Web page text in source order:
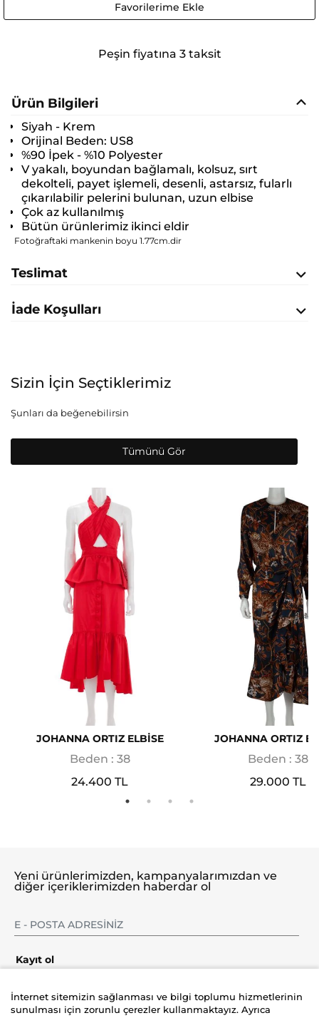
Favorilerime Ekle
Peşin fiyatına 3 taksit
Ürün Bilgileri
Siyah - Krem
Orijinal Beden: US8
%90 İpek - %10 Polyester
V yakalı, boyundan bağlamalı, kolsuz, sırt
dekolteli, payet işlemeli, desenli, astarsız, fularlı
çıkarılabilir pelerini bulunan, uzun elbise
Çok az kullanılmış
Bütün ürünlerimiz ikinci eldir
Fotoğraftaki mankenin boyu 1.77cm.dir
Teslimat
İade Koşulları
Sizin İçin Seçtiklerimiz
Şunları da beğenebilirsin
Tümünü Gör
JOHANNA ORTIZ ELBİSE
Beden : 38
24.400 TL
JOHANNA ORTIZ
Beden : 38
29.000 TL
Yeni ürünlerimizden, kampanyalarımızdan ve
diğer içeriklerimizden haberdar ol
Kayıt ol
İnternet sitemizin sağlanması ve bilgi toplumu hizmetlerinin
sunulması için zorunlu çerezler kullanmaktayız. Ayrıca